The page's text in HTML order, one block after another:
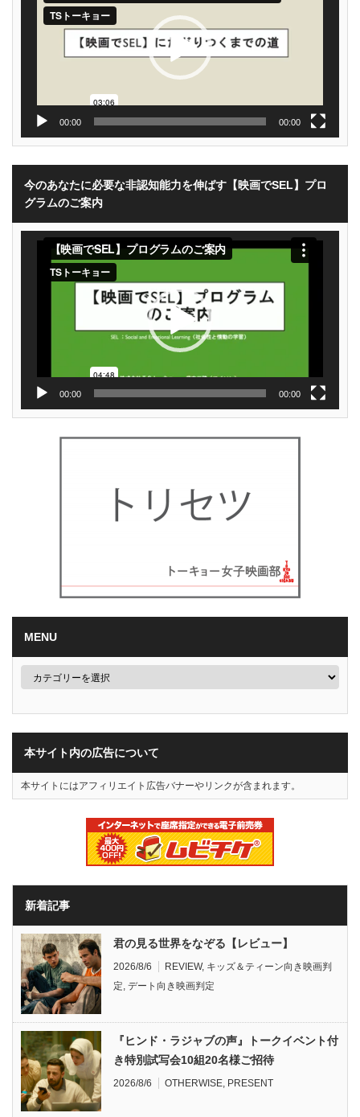
00:00 00:00
今のあなたに必要な非認知能力を伸ばす【映画でSEL】プロ
グラムのご案内
動
00:00 00:00
MENU
本サイト内の広告について
本サイトにはアフィリエイト広告バナーやリンクが含まれます。
新着記事
君の見る世界をなぞる【レビュー】
2026/8/6 REVIEW, キッズ＆ティーン向き映画判
定, デート向き映画判定
『ヒンド・ラジャブの声』トークイベント付
き特別試写会10組20名様ご招待
2026/8/6 OTHERWISE, PRESENT